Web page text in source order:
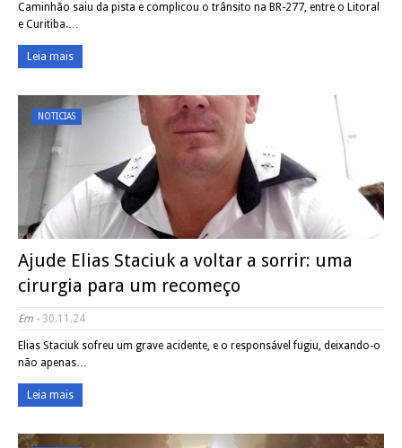
Caminhão saiu da pista e complicou o trânsito na BR-277, entre o Litoral
e Curitiba.…
Leia mais
NOTICIAS
Ajude Elias Staciuk a voltar a sorrir: uma
cirurgia para um recomeço
Em - 30.11.24
Elias Staciuk sofreu um grave acidente, e o responsável fugiu, deixando-o
não apenas…
Leia mais